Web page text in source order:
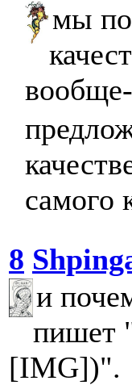
мы
самого
8
и
пишет
[IMG])".